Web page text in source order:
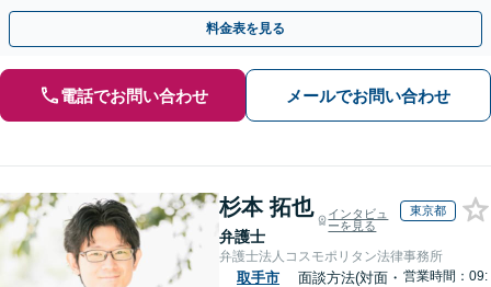
めと守りの法務で、企業のさらなる成長に貢献します。
料金表を見る
電話でお問い合わせ メールでお問い合わせ
杉本 拓也
弁護士
インタビュ
ーを見る
東京都
弁護士法人コスモポリタン法律事務所
取手市
面談方法(対面・ 営業時間：09: